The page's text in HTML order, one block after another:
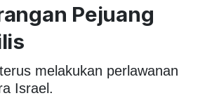
Pejuang
melakukan perlawanan
Israel.